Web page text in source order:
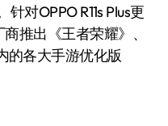
对OPPO R11s Plus更
推出《王者荣耀》、
的各大手游优化版